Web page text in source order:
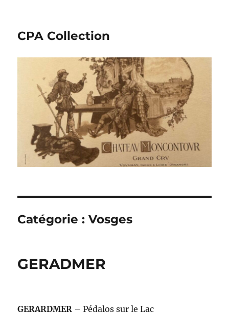
CPA Collection
Catégorie :Vosges
GERADMER
GERARDMER – Pédalos sur le Lac